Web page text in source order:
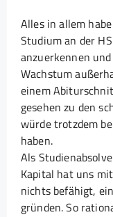
Alles in allem
Studium an der
anzuerkennen
Wachstum
einem
gesehen zu den
würde trotzdem
haben.
Als
Kapital hat uns
nichts befähigt,
gründen. So